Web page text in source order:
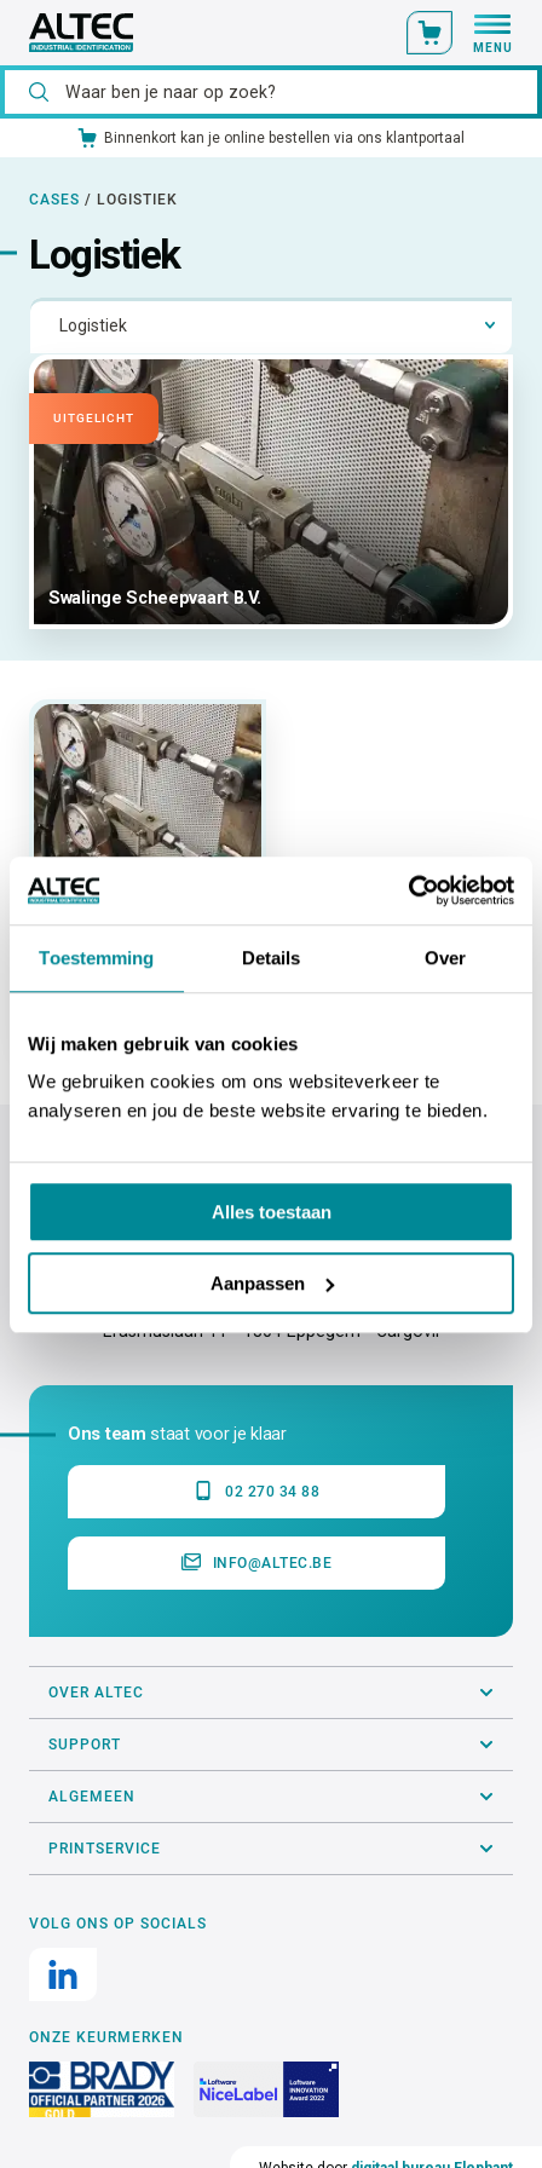
Toestemming Details Over
Wij maken gebruik van cookies
We gebruiken cookies om ons websiteverkeer te
analyseren en jou de beste website ervaring te bieden.
Alles toestaan
Aanpassen
MENU
Binnenkort kan je online bestellen via ons klantportaal
CASES / LOGISTIEK
Logistiek
UITGELICHT
Swalinge Scheepvaart B.V.
ALTEC industrial identification NV
Erasmuslaan 11 - 1804 Eppegem - Cargovil
Ons team staat voor je klaar
02 270 34 88
INFO@ALTEC.BE
OVER ALTEC
SUPPORT
ALGEMEEN
PRINTSERVICE
VOLG ONS OP SOCIALS
ONZE KEURMERKEN